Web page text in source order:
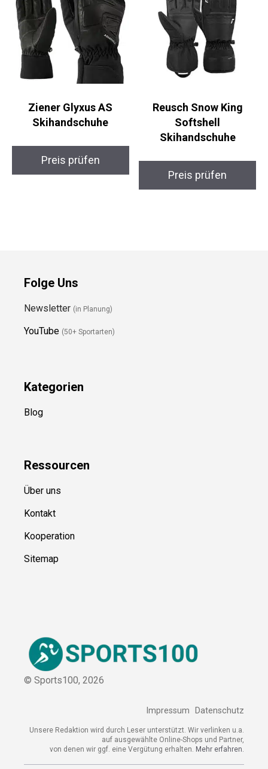
Ziener Glyxus AS
Preis prüfen
Reusch Snow King
Softshell
Preis prüfen
Newsletter
Ressource
Über uns
Kontakt
Kooperation
Impressum Datenschutz
Unsere Redaktion wird durch Leser unterstützt. Wir verlinken
u.a. auf ausgewählte Online-Shops und Partner,
von denen wir ggf. eine Vergütung erhalten.Mehr erfahren.